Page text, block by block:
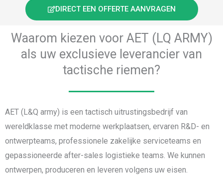
DIRECT EEN OFFERTE AANVRAGEN
Waarom kiezen voor AET (LQ ARMY)
als uw exclusieve leverancier van
tactische riemen?
AET (L&Q army) is een tactisch uitrustingsbedrijf van
wereldklasse met moderne werkplaatsen, ervaren R&D- en
ontwerpteams, professionele zakelijke serviceteams en
gepassioneerde after-sales logistieke teams. We kunnen
ontwerpen, produceren en leveren volgens uw eisen.